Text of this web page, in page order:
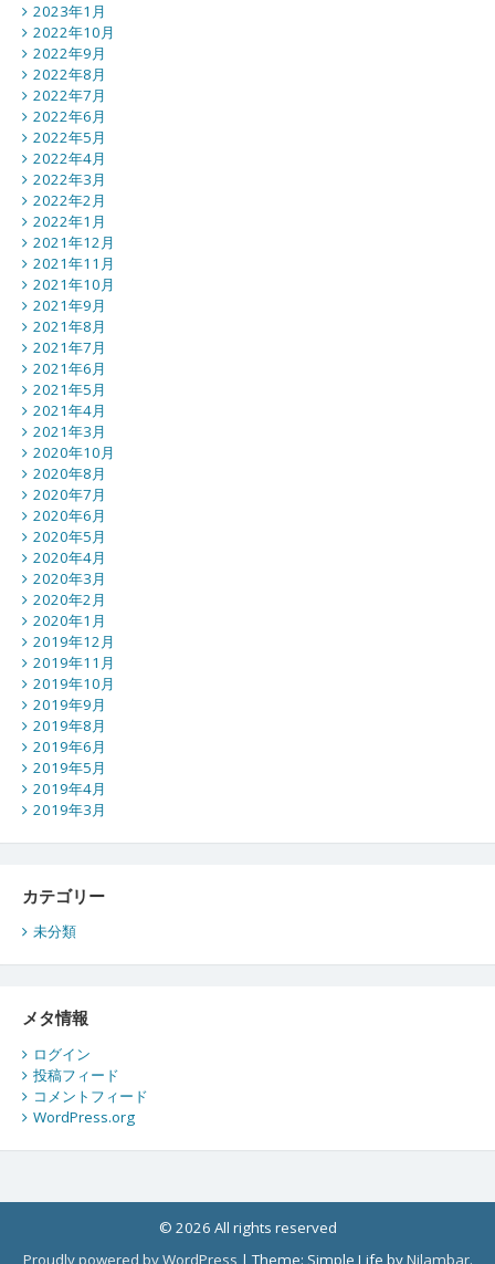
2023年1月
2022年10月
2022年9月
2022年8月
2022年7月
2022年6月
2022年5月
2022年4月
2022年3月
2022年2月
2022年1月
2021年12月
2021年11月
2021年10月
2021年9月
2021年8月
2021年7月
2021年6月
2021年5月
2021年4月
2021年3月
2020年10月
2020年8月
2020年7月
2020年6月
2020年5月
2020年4月
2020年3月
2020年2月
2020年1月
2019年12月
2019年11月
2019年10月
2019年9月
2019年8月
2019年6月
2019年5月
2019年4月
2019年3月
カテゴリー
未分類
メタ情報
ログイン
投稿フィード
コメントフィード
WordPress.org
© 2026 All rights reserved
Proudly powered by WordPress |Theme: Simple Life byNilambar.